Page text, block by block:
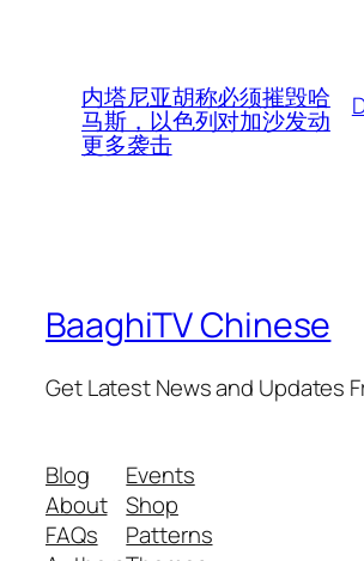
内塔尼亚胡称必须摧毁哈
马斯，以色列对加沙发动
更多袭击
BaaghiTV Chinese
Get Latest News and Updates
Blog
About
FAQs
Events
Shop
Patterns